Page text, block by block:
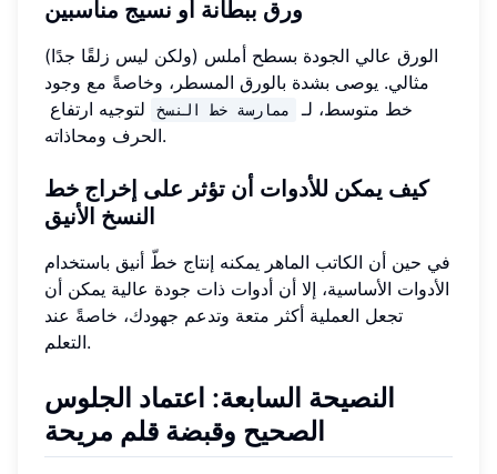
ورق ببطانة أو نسيج مناسبين
الورق عالي الجودة بسطح أملس (ولكن ليس زلقًا جدًا)
مثالي. يوصى بشدة بالورق المسطر، وخاصةً مع وجود
خط متوسط، لـ
ممارسة خط النسخ
لتوجيه ارتفاع
الحرف ومحاذاته.
كيف يمكن للأدوات أن تؤثر على إخراج خط
النسخ الأنيق
في حين أن الكاتب الماهر يمكنه إنتاج خطّ أنيق باستخدام
الأدوات الأساسية، إلا أن أدوات ذات جودة عالية يمكن أن
تجعل العملية أكثر متعة وتدعم جهودك، خاصةً عند
التعلم.
النصيحة السابعة: اعتماد الجلوس
الصحيح وقبضة قلم مريحة